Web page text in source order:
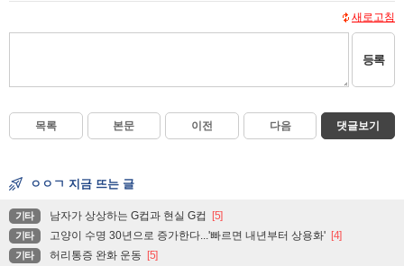
새로고침
등록
목록 본문 이전 다음 댓글보기
ㅇㅇㄱ 지금 뜨는 글
기타 남자가 상상하는 G컵과 현실 G컵 [5]
기타 고양이 수명 30년으로 증가한다...'빠르면 내년부터 상용화' [4]
기타 허리통증 완화 운동 [5]